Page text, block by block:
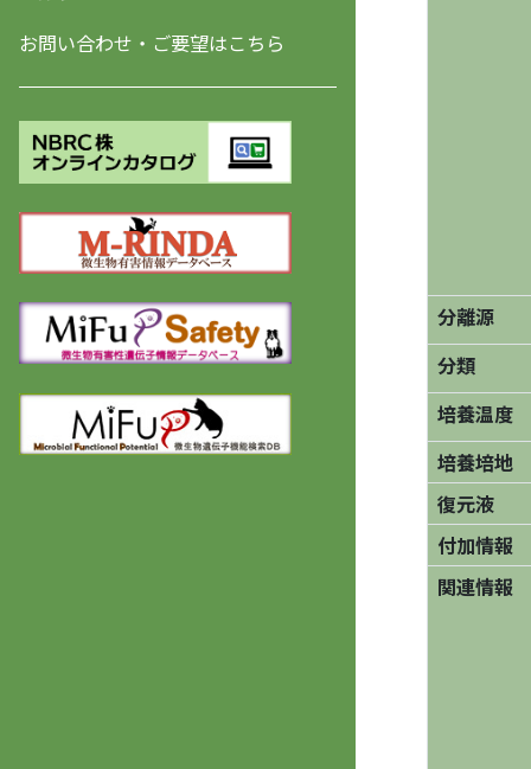
お問い合わせ・ご要望はこちら
分離源
分類
培養温度
培養培地
復元液
付加情報
関連情報